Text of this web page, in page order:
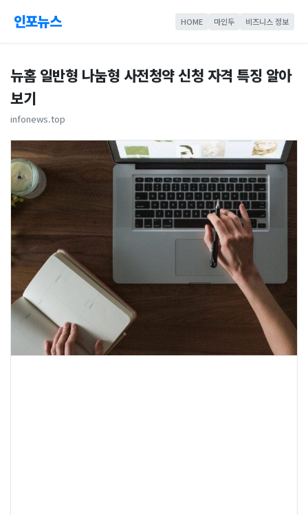
인포뉴스 HOME 마인두 비즈니스 정보
뉴홈 일반형 나눔형 사전청약 신청 자격 특징 알아
보기
infonews.top